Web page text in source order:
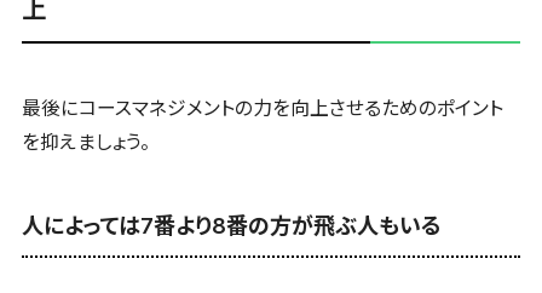
上
最後にコースマネジメントの力を向上させるためのポイント
を抑えましょう。
人によっては7番より8番の方が飛ぶ人もいる